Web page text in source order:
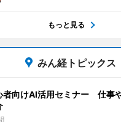
もっと見る
みん経トピックス
者向けAI活用セミナー 仕事